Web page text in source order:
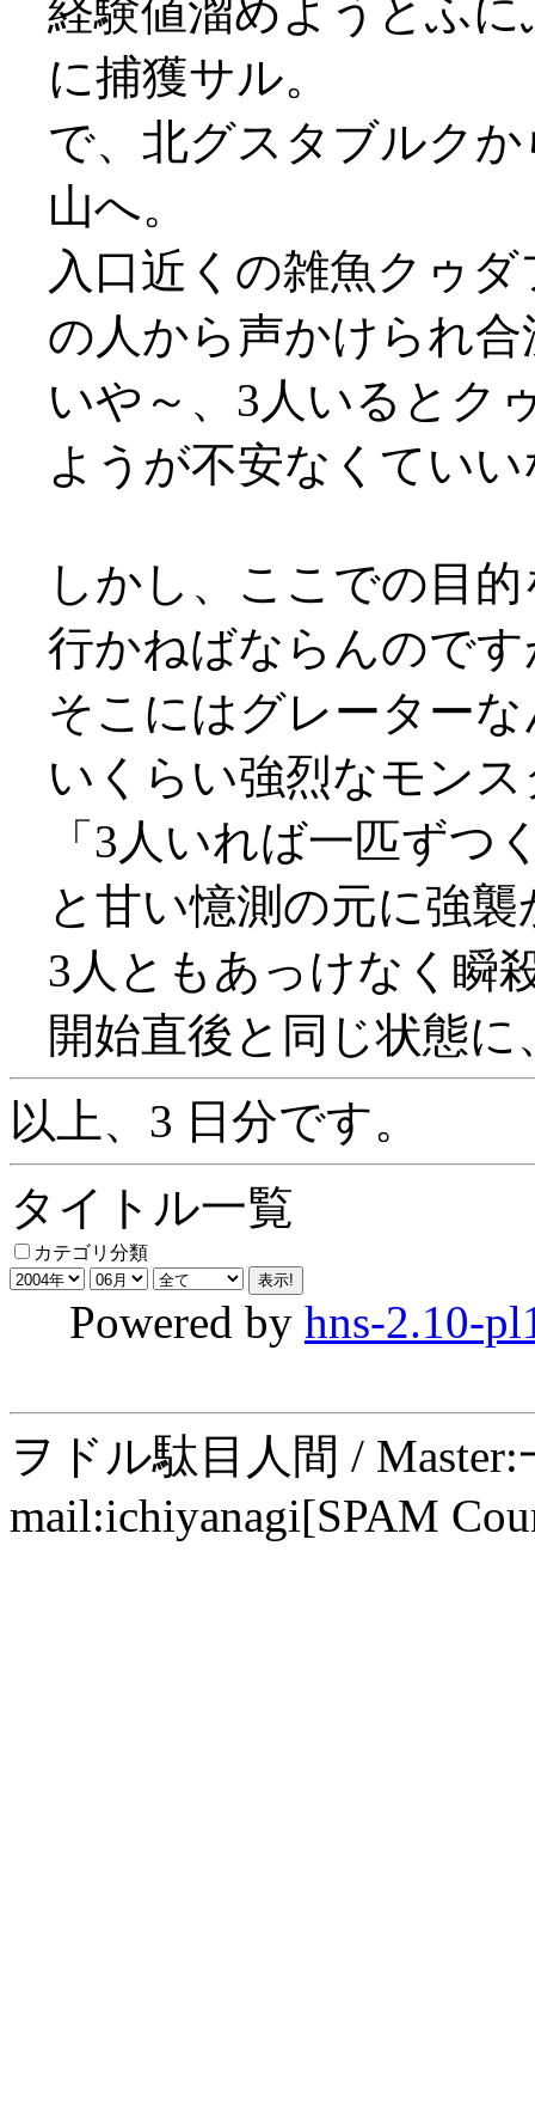
経験値溜めようとふ
に捕獲サル。
で、北グスタブルク
山へ。
入口近くの雑魚クゥ
の人から声かけられ合
いや～、3人いるとク
ようが不安なくてい
しかし、ここでの目
行かねばならんのです
そこにはグレーター
いくらい強烈なモン
「3人いれば一匹ずつ
と甘い憶測の元に強
3人ともあっけなく瞬
開始直後と同じ状態
以上、3 日分です。
タイトル一覧
カテゴリ分類
Powered by hns-2.10-
ヲドル駄目人間 /
mail:ichiyanagi[SPAM